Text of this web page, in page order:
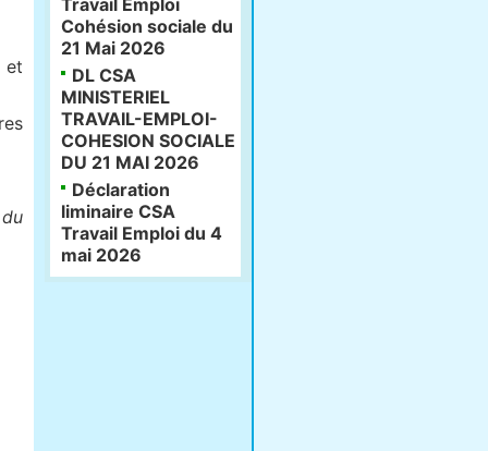
et
Travail Emploi
Cohésion sociale du
21 Mai 2026
DL CSA
MINISTERIEL
TRAVAIL-EMPLOI-
COHESION SOCIALE
DU 21 MAI 2026
Déclaration
liminaire CSA
Travail Emploi du 4
mai 2026